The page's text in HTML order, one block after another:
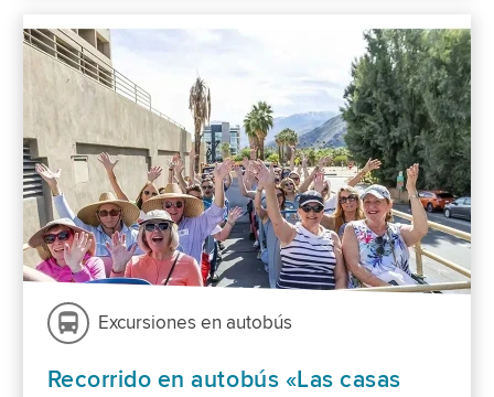
Excursiones en autobús
Recorrido en autobús «Las casas